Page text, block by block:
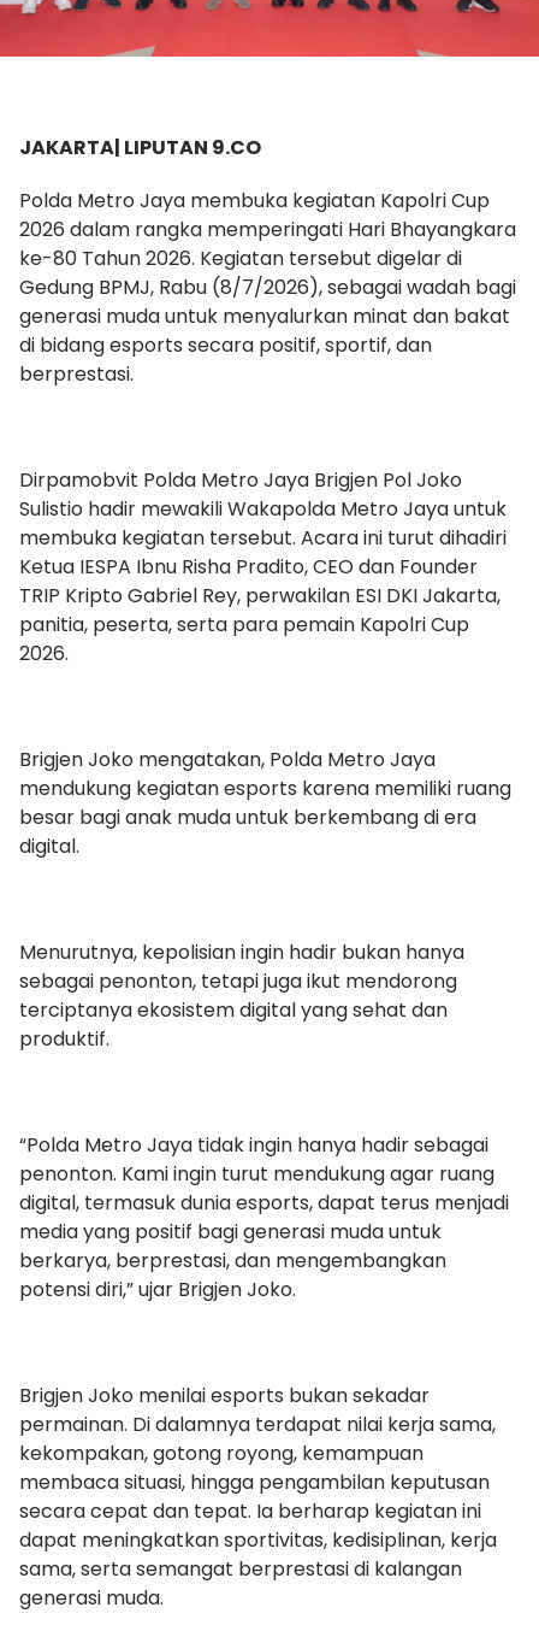
JAKARTA| LIPUTAN 9.CO
Polda Metro Jaya membuka kegiatan Kapolri Cup
2026 dalam rangka memperingati Hari Bhayangkara
ke-80 Tahun 2026. Kegiatan tersebut digelar di
Gedung BPMJ, Rabu (8/7/2026), sebagai wadah bagi
generasi muda untuk menyalurkan minat dan bakat
di bidang esports secara positif, sportif, dan
berprestasi.
Dirpamobvit Polda Metro Jaya Brigjen Pol Joko
Sulistio hadir mewakili Wakapolda Metro Jaya untuk
membuka kegiatan tersebut. Acara ini turut dihadiri
Ketua IESPA Ibnu Risha Pradito, CEO dan Founder
TRIP Kripto Gabriel Rey, perwakilan ESI DKI Jakarta,
panitia, peserta, serta para pemain Kapolri Cup
2026.
Brigjen Joko mengatakan, Polda Metro Jaya
mendukung kegiatan esports karena memiliki ruang
besar bagi anak muda untuk berkembang di era
digital.
Menurutnya, kepolisian ingin hadir bukan hanya
sebagai penonton, tetapi juga ikut mendorong
terciptanya ekosistem digital yang sehat dan
produktif.
“Polda Metro Jaya tidak ingin hanya hadir sebagai
penonton. Kami ingin turut mendukung agar ruang
digital, termasuk dunia esports, dapat terus menjadi
media yang positif bagi generasi muda untuk
berkarya, berprestasi, dan mengembangkan
potensi diri,” ujar Brigjen Joko.
Brigjen Joko menilai esports bukan sekadar
permainan. Di dalamnya terdapat nilai kerja sama,
kekompakan, gotong royong, kemampuan
membaca situasi, hingga pengambilan keputusan
secara cepat dan tepat. Ia berharap kegiatan ini
dapat meningkatkan sportivitas, kedisiplinan, kerja
sama, serta semangat berprestasi di kalangan
generasi muda.